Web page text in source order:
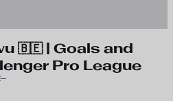
🇧🇪 | Goals and
Pro League